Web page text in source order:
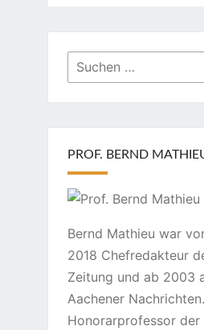
Suchen
nach:
PROF. BERND
Bernd Mathieu war
2018 Chefredakteur
Zeitung und ab 2003
Aachener
Honorarprofessor der